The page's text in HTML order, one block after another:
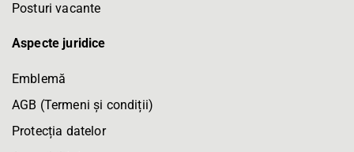
Posturi vacante
Aspecte juridice
Emblemă
AGB (Termeni și condiții)
Protecția datelor